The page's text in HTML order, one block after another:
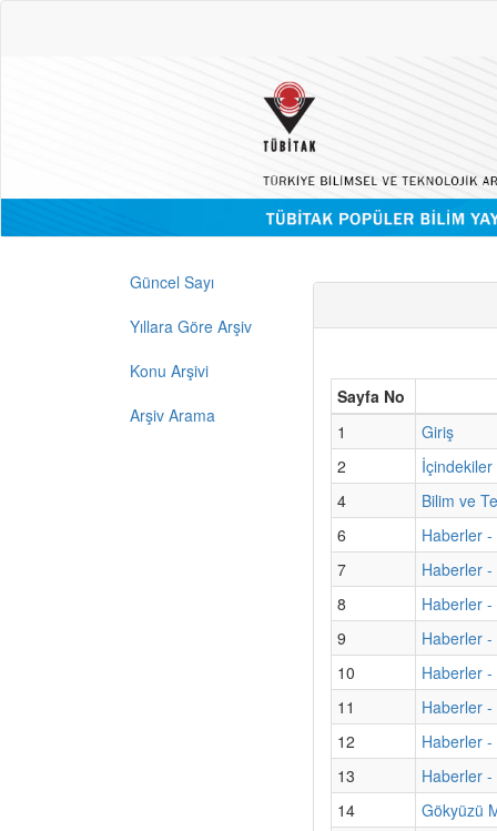
Güncel Sayı
Yıllara Göre Arşiv
Konu Arşivi
Arşiv Arama
Sayfa No
1
Giriş
2
İçindekiler
4
Bilim ve
6
Haberler -
7
Haberler -
8
Haberler
9
Haberler -
10
Haberler -
11
Haberler
12
Haberler -
13
Haberler
14
Gökyüzü